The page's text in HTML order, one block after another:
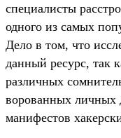
специалисты
одного из самых
Дело в том, что
данный ресурс, так
различных
ворованных личных
манифестов